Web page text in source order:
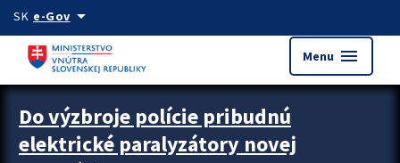
Preskocit na hlavný obsah
SK e-Govarrow_drop_down
Menu menu
Zastavit automatický posun upútavok
Do výzbroje polície pribudnú
elektrické paralyzátory novej